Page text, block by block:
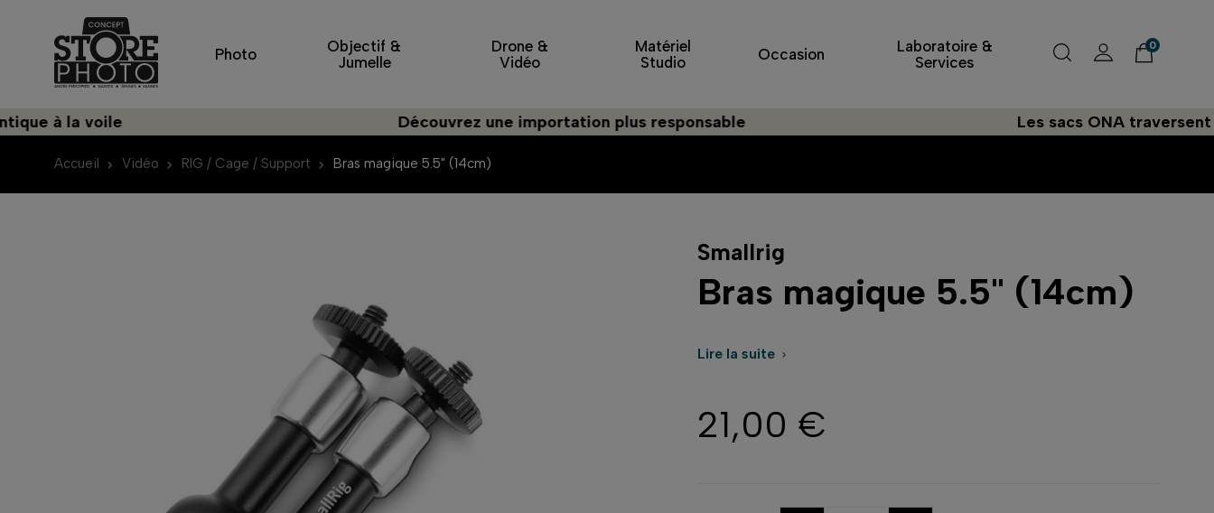
Photo
Objectif &
Jumelle
Drone &
Vidéo
Matériel
Studio
Occasion
Laboratoire &
Services
0
à la voile Découvrez une importation plus responsable Les sacs ONA traversent
Accueil Vidéo RIG / Cage / Support Bras magique 5.5" (14cm)
Smallrig
Bras magique 5.5" (14cm)
Lire la suite 
21,00 €